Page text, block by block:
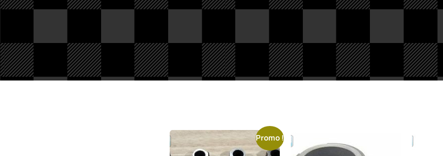
Promo !